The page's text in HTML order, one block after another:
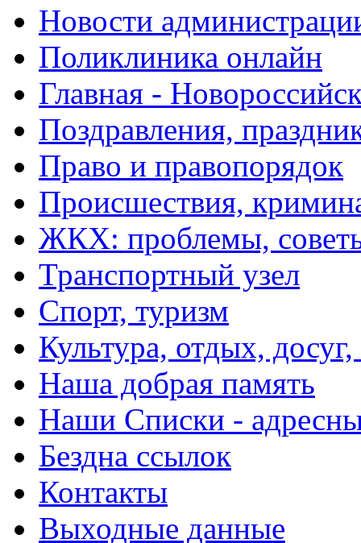
Новости
Поликлиника онлайн
Главная -
Поздравления,
Право и правопорядок
Происшествия,
ЖКХ: проблемы,
Транспортный узел
Спорт, туризм
Культура, отдых,
Наша добрая память
Наши Списки -
Бездна ссылок
Контакты
Выходные данные